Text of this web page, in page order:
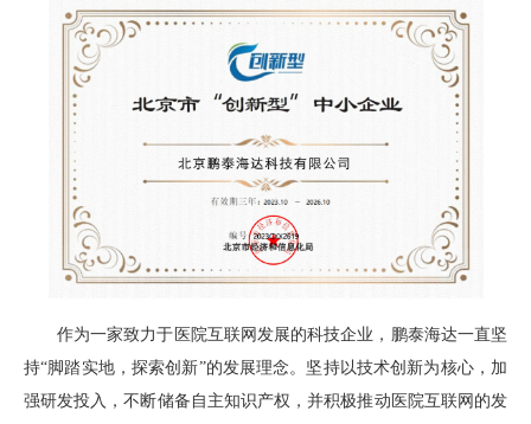
作为一家致力于医院互联网发展的科技企业，鹏泰海达一直坚
持“脚踏实地，探索创新”的发展理念。坚持以技术创新为核心，加
强研发投入，不断储备自主知识产权，并积极推动医院互联网的发